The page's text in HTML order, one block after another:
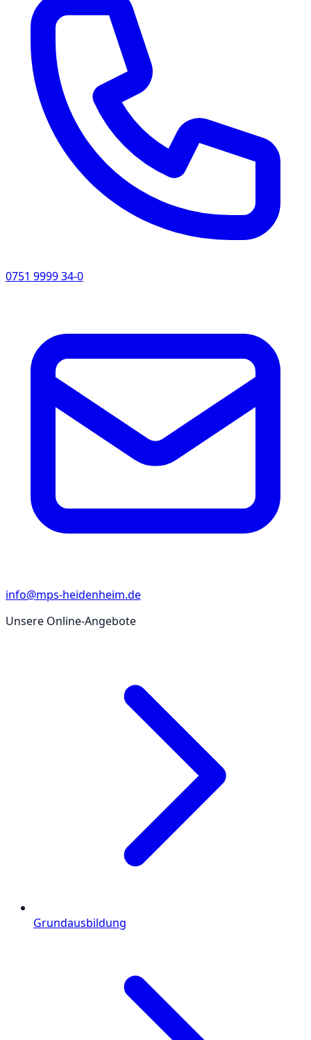
0751 9999 34-0
info@mps-heidenheim.de
Unsere Online-Angebote
Grundausbildung